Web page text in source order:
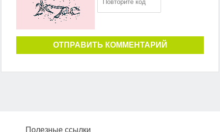
ОТПРАВИТЬ КОММЕНТАРИЙ
Полезные ссылки